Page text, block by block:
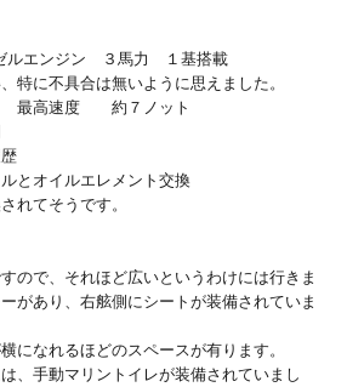
ルエンジン ３馬力 １基搭載
特に不具合は無いように思えました。
最高速度 約７ノット
とオイルエレメント交換
れてそうです。
ので、それほど広いというわけには行きま
があり、右舷側にシートが装備されていま
になれるほどのスペースが有ります。
、手動マリントイレが装備されていまし